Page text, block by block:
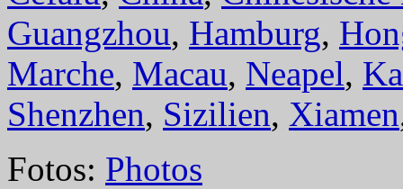
Guangzhou, Hamburg,
Marche, Macau, Neapel,
Shenzhen, Sizilien, Xiamen
Fotos: Photos